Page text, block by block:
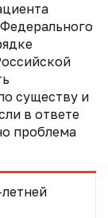
существу и
в ответе
проблема